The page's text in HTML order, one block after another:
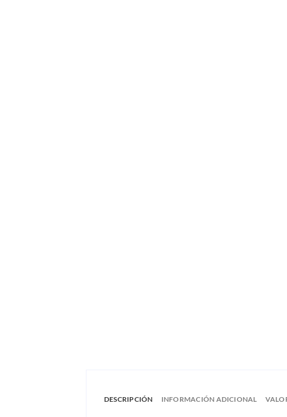
DESCRIPCIÓN INFORMACIÓN ADICIONAL